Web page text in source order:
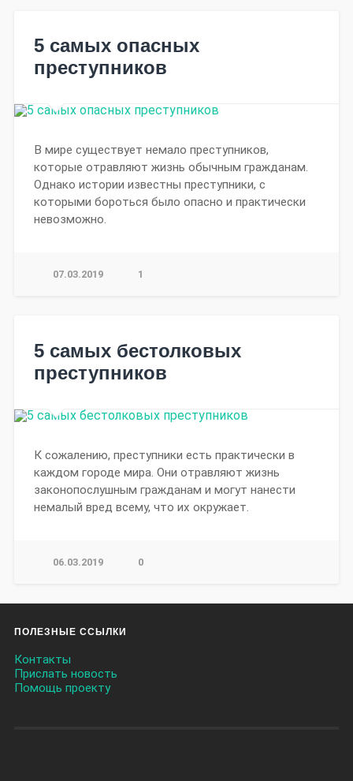
5 самых опасных
преступников
В мире существует немало преступников,
которые отравляют жизнь обычным гражданам.
Однако истории известны преступники, с
которыми бороться было опасно и практически
невозможно.
07.03.2019 1
5 самых бестолковых
преступников
К сожалению, преступники есть практически в
каждом городе мира. Они отравляют жизнь
законопослушным гражданам и могут нанести
немалый вред всему, что их окружает.
06.03.2019 0
ПОЛЕЗНЫЕ ССЫЛКИ
Контакты
Прислать новость
Помощь проекту